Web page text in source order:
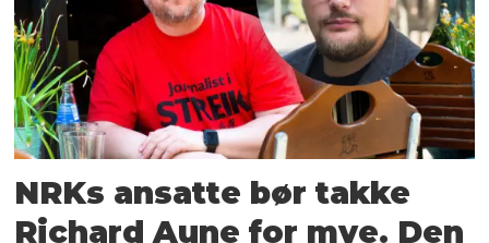
NRKs ansatte bør takke
Richard Aune for mye. Den